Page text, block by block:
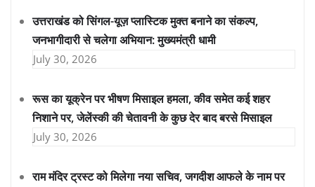
उत्तराखंड को सिंगल-यूज़ प्लास्टिक मुक्त बनाने का संकल्प,
जनभागीदारी से चलेगा अभियान: मुख्यमंत्री धामी
July 30, 2026
रूस का यूक्रेन पर भीषण मिसाइल हमला, कीव समेत कई शहर
निशाने पर, जेलेंस्की की चेतावनी के कुछ देर बाद बरसे मिसाइल
July 30, 2026
राम मंदिर ट्रस्ट को मिलेगा नया सचिव, जगदीश आफले के नाम पर